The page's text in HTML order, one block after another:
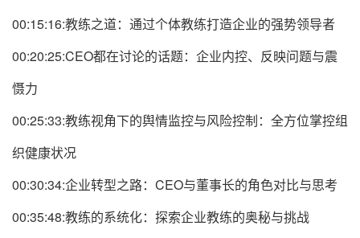
00:15:16:教练之道：通过个体教练打造企业的强势领导者
00:20:25:CEO都在讨论的话题：企业内控、反映问题与震
慑力
00:25:33:教练视角下的舆情监控与风险控制：全方位掌控组
织健康状况
00:30:34:企业转型之路：CEO与董事长的角色对比与思考
00:35:48:教练的系统化：探索企业教练的奥秘与挑战